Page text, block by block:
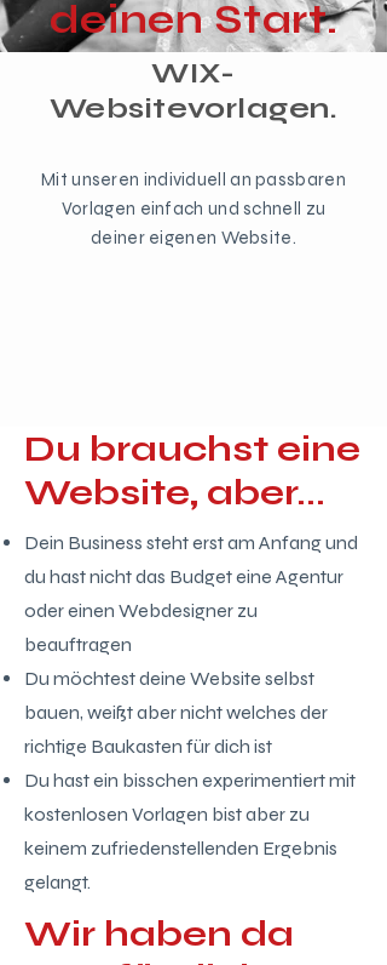
deinen Start.
WIX-
Websitevorlagen.
Mit unseren individuell an passbaren
Vorlagen einfach und schnell zu
deiner eigenen Website.
Du brauchst eine
Website, aber...
Dein Business steht erst am Anfang und
du hast nicht das Budget eine Agentur
oder einen Webdesigner zu
beauftragen
Du möchtest deine Website selbst
bauen, weißt aber nicht welches der
richtige Baukasten für dich ist
Du hast ein bisschen experimentiert mit
kostenlosen Vorlagen bist aber zu
keinem zufriedenstellenden Ergebnis
gelangt.
Wir haben da